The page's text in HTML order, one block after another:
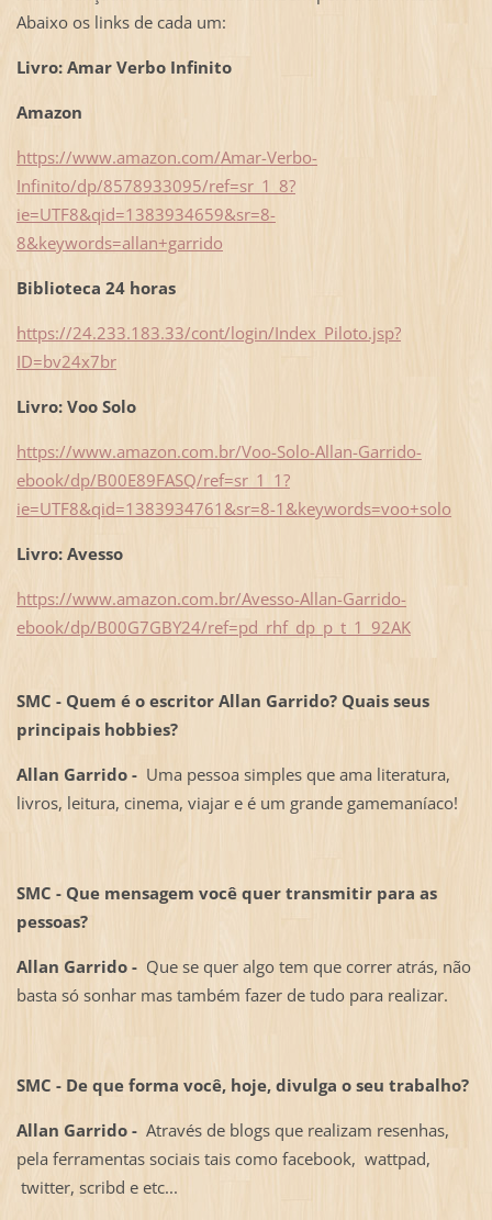
Abaixo os links de cada um:
Livro: Amar Verbo Infinito
Amazon
https://www.amazon.com/Amar-Verbo-
Infinito/dp/8578933095/ref=sr_1_8?
ie=UTF8&qid=1383934659&sr=8-
8&keywords=allan+garrido
Biblioteca 24 horas
https://24.233.183.33/cont/login/Index_Piloto.jsp?
ID=bv24x7br
Livro: Voo Solo
https://www.amazon.com.br/Voo-Solo-Allan-Garrido-
ebook/dp/B00E89FASQ/ref=sr_1_1?
ie=UTF8&qid=1383934761&sr=8-1&keywords=voo+solo
Livro: Avesso
https://www.amazon.com.br/Avesso-Allan-Garrido-
ebook/dp/B00G7GBY24/ref=pd_rhf_dp_p_t_1_92AK
SMC - Quem é o escritor Allan Garrido? Quais seus
principais hobbies?
Allan Garrido -Uma pessoa simples que ama literatura,
livros, leitura, cinema, viajar e é um grande gamemaníaco!
SMC - Que mensagem você quer transmitir para as
pessoas?
Allan Garrido -Que se quer algo tem que correr atrás, não
basta só sonhar mas também fazer de tudo para realizar.
SMC - De que forma você, hoje, divulga o seu trabalho?
Allan Garrido -Através de blogs que realizam resenhas,
pela ferramentas sociais tais como facebook, wattpad,
twitter, scribd e etc...